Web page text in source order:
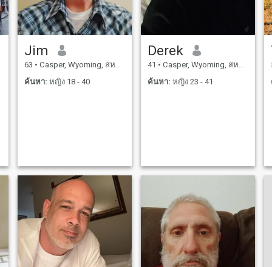
Jim
63 • Casper, Wyoming, สหรัฐอเมริกา
ค้นหา: หญิง 18 - 40
Derek
41 • Casper, Wyoming, สหรัฐอเมริกา
ค้นหา: หญิง 23 - 41